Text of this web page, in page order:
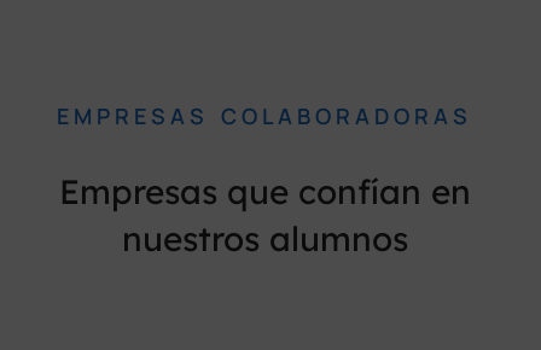
EMPRESAS COLABORADORAS
Empresas que confían en
nuestros alumnos